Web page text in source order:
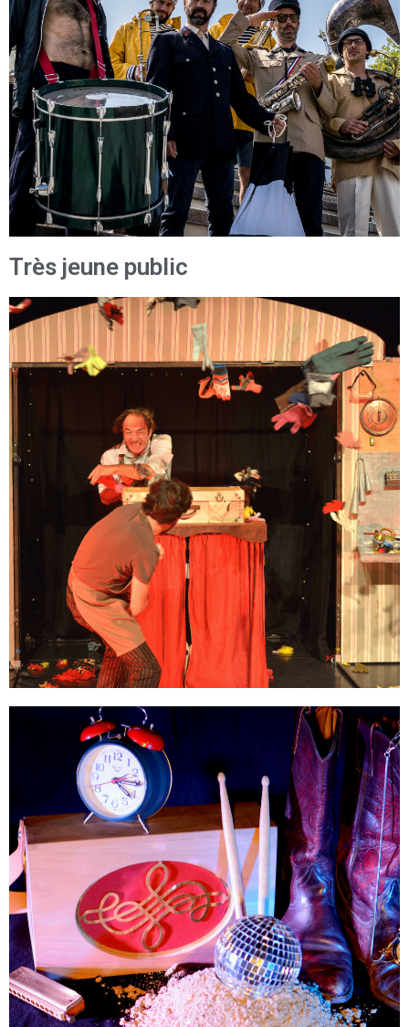
Très jeune public